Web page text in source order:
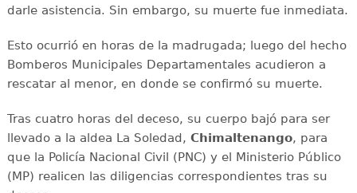
darle asistencia. Sin embargo, su muerte fue inmediata.
Esto ocurrió en horas de la madrugada; luego del hecho
Bomberos Municipales Departamentales acudieron a
rescatar al menor, en donde se confirmó su muerte.
Tras cuatro horas del deceso, su cuerpo bajó para ser
llevado a la aldea La Soledad, Chimaltenango, para
que la Policía Nacional Civil (PNC) y el Ministerio Público
(MP) realicen las diligencias correspondientes tras su